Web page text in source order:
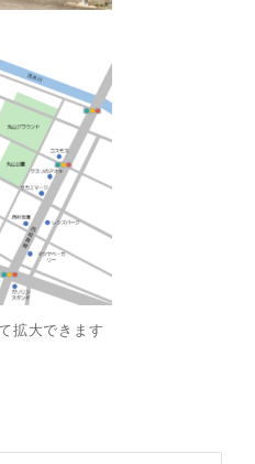
拡大できます